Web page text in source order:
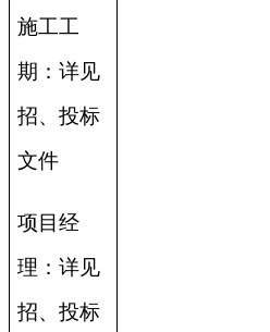
施工工
期：详见
招、投标
文件
项目经
理：详见
招、投标